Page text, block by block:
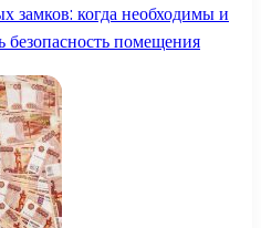
замков: когда необходимы и
безопасность помещения